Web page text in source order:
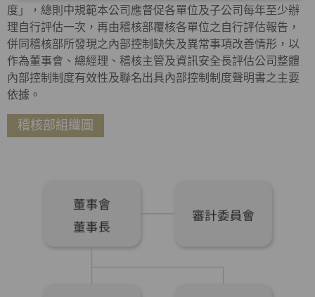
度」，總則中規範本公司應督促各單位及子公司每年至少辦
理自行評估一次，再由稽核部覆核各單位之自行評估報告，
併同稽核部所發現之內部控制缺失及異常事項改善情形，以
作為董事會、總經理、稽核主管及資訊安全長評估公司整體
內部控制制度有效性及聯名出具內部控制制度聲明書之主要
依據。
稽核部組織圖